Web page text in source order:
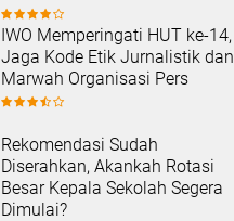
IWO Memperingati HUT ke-14,
Jaga Kode Etik Jurnalistik dan
Marwah Organisasi Pers
Rekomendasi Sudah
Diserahkan, Akankah Rotasi
Besar Kepala Sekolah Segera
Dimulai?